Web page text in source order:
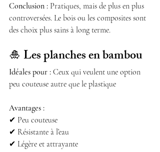
Conclusion : Pratiques, mais de plus en plus
controversées. Le bois ou les composites sont
des choix plus sains à long terme.
🎍 Les planches en bambou
Idéales pour : Ceux qui veulent une option
peu couteuse autre que le plastique
Avantages :
✔ Peu couteuse
✔ Résistante à l’eau
✔ Légère et attrayante